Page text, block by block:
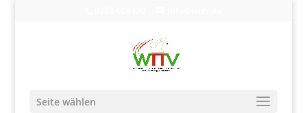
Seite wählen